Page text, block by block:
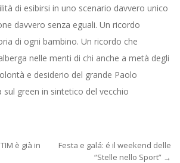
di esibirsi in uno scenario davvero unico
davvero senza eguali. Un ricordo
di ogni bambino. Un ricordo che
nelle menti di chi anche a metà degli
e desiderio del grande Paolo
sul green in sintetico del vecchio
è già in
Festa e galá: é il weekend delle
“Stelle nello Sport” →